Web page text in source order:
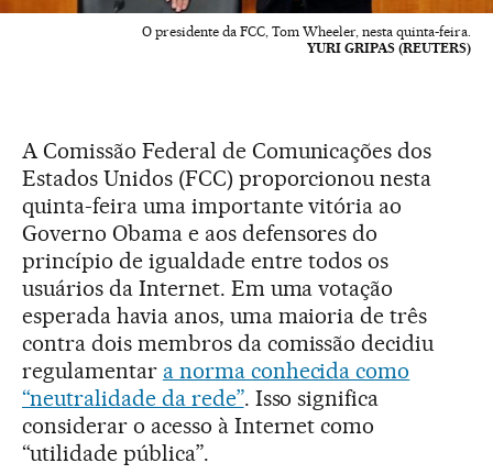
O presidente da FCC, Tom Wheeler, nesta quinta-feira.
YURI GRIPAS (REUTERS)
A Comissão Federal de Comunicações dos
Estados Unidos (FCC) proporcionou nesta
quinta-feira uma importante vitória ao
Governo Obama e aos defensores do
princípio de igualdade entre todos os
usuários da Internet. Em uma votação
esperada havia anos, uma maioria de três
contra dois membros da comissão decidiu
regulamentar a norma conhecida como
“neutralidade da rede”. Isso significa
considerar o acesso à Internet como
“utilidade pública”.